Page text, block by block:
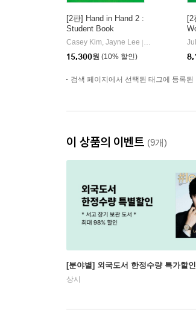
[2판] Hand in Hand 2 :
Student Book
Casey Kim, Jayne Lee |
이퓨쳐(e-future)
15,300원 (10% 할인)
[2
검색 페이지에서 선택된 태그에 등록된
이 상품의 이벤트 (9개)
[분야별] 외국도서 한정수량 특가할인
상시